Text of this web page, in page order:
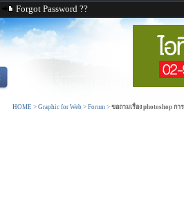
Forgot Password ??
HOME > Graphic for Web > Forum > ขอถามเรื่อง photoshop ก